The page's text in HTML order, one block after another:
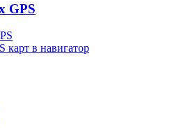
GPS
карт в навигатор